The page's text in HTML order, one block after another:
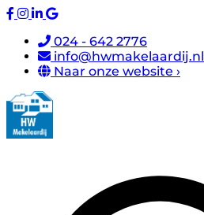
024 - 642 2776
info@hwmakelaardij.nl
Naar onze website ›